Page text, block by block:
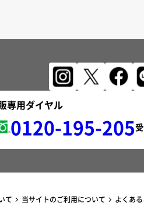
専用ダイヤル
0120-195-205
て 当サイトのご利用について よくあ